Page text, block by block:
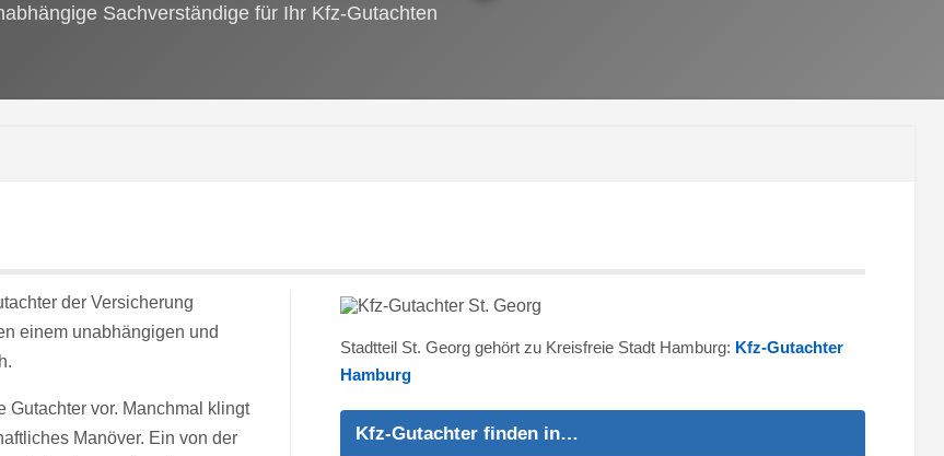
Sachverständige für Ihr Kfz-Gutachten
der Versicherung
einem unabhängigen und
vor. Manchmal klingt
Manöver. Ein von der
Stadtteil St. Georg gehört zu Kreisfreie Stadt Hamburg: Kfz-Gutachter
Hamburg
Kfz-Gutachter finden in…